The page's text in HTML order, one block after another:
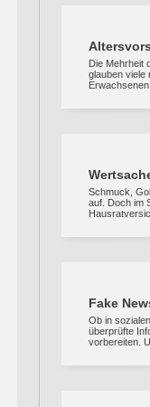
Die Mehrheit
glauben viele
Schmuck,
auf. Doch im
Fake
Ob in
überprüfte
vorbereiten.